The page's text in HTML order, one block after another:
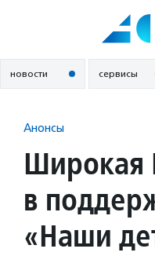
новости сервисы
Анонсы
Широкая
в
«Наши